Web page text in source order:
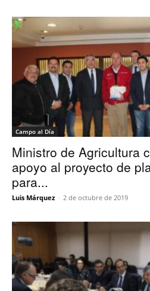
Campo al Día
Ministro de Agricultura
apoyo al proyecto de
para...
Luis Márquez - 2 de octubre de 2019